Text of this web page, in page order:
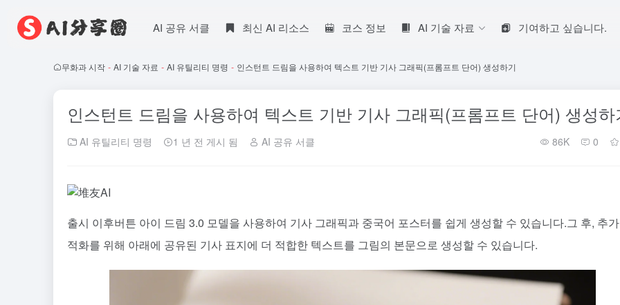
AI 공유 서클 최신 AI 리소스 코스 정보 AI 기술 자료 기여하고 싶습니다.
무화과 시작 - AI 기술 자료 - AI 유틸리티 명령 - 인스턴트 드림을 사용하여 텍스트 기반 기사 그래픽(프롬프트 단어) 생성하기
인스턴트 드림을 사용하여 텍스트 기반 기사 그래픽(프롬프트 단어) 생성하
AI 유틸리티 명령 1 년 전 게시 됨 AI 공유 서클 86K 0
출시 이후버튼 아이 드림 3.0 모델을 사용하여 기사 그래픽과 중국어 포스터를 쉽게 생성할 수 있습니다.그 후, 추
적화를 위해 아래에 공유된 기사 표지에 더 적합한 텍스트를 그림의 본문으로 생성할 수 있습니다.